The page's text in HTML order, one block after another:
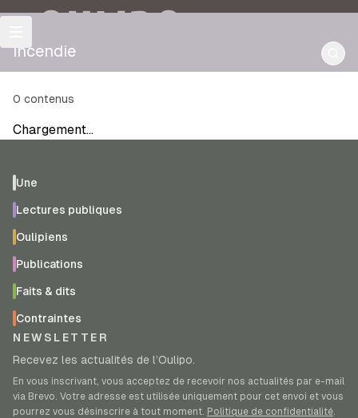
OULIPO
incendie
0 contenus
Chargement…
Une
Lectures publiques
Oulipiens
Publications
Faits & dits
Contraintes
NEWSLETTER
Recevez les actualités de l’Oulipo.
En vous inscrivant, vous acceptez de recevoir nos actualités par e-mail
via Brevo. Votre adresse est utilisée uniquement pour cet envoi et vous
pourrez vous désinscrire à tout moment. Politique de confidentialité.